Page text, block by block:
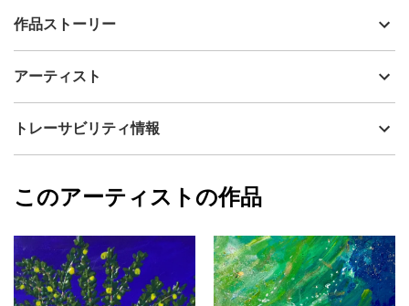
出品者
制作年
ミクストメディア
カラー
ホワイト
ジャンル
抽象画
配送目安
二週間以内
作品ストーリー
す。
かな明るさと風合いを感じていただけたら。
アーティスト
Naoko Iekura
フォローする
トレーサビリティ情報
Naoko Iekura
このアーティストの作品